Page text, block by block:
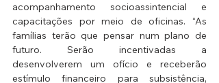
acompanhamento socioassintencial e
capacitações por meio de oficinas. “As
famílias terão que pensar num plano de
futuro. Serão incentivadas a
desenvolverem um ofício e receberão
estímulo financeiro para subsistência,